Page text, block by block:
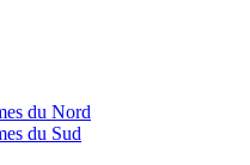
du Nord
du Sud